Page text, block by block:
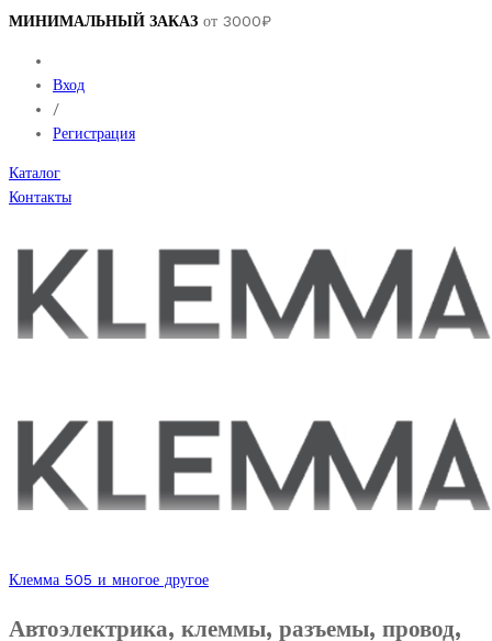
МИНИМАЛЬНЫЙ ЗАКАЗ от 3000₽
Вход
/
Регистрация
Каталог
Контакты
Клемма 505 и многое другое
Автоэлектрика, клеммы, разъемы, провод,